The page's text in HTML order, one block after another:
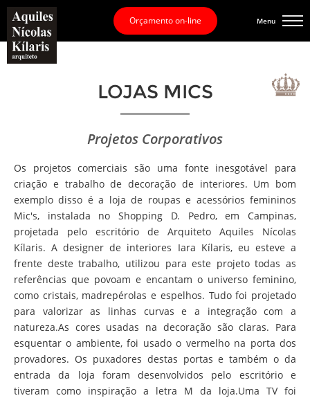
Orçamento on-line Menu
LOJAS MICS
Projetos Corporativos
Os projetos comerciais são uma fonte inesgotável para
criação e trabalho de decoração de interiores. Um bom
exemplo disso é a loja de roupas e acessórios femininos
Mic's, instalada no Shopping D. Pedro, em Campinas,
projetada pelo escritório de Arquiteto Aquiles Nícolas
Kílaris. A designer de interiores Iara Kílaris, eu esteve a
frente deste trabalho, utilizou para este projeto todas as
referências que povoam e encantam o universo feminino,
como cristais, madrepérolas e espelhos. Tudo foi projetado
para valorizar as linhas curvas e a integração com a
natureza.As cores usadas na decoração são claras. Para
esquentar o ambiente, foi usado o vermelho na porta dos
provadores. Os puxadores destas portas e também o da
entrada da loja foram desenvolvidos pelo escritório e
tiveram como inspiração a letra M da loja.Uma TV foi